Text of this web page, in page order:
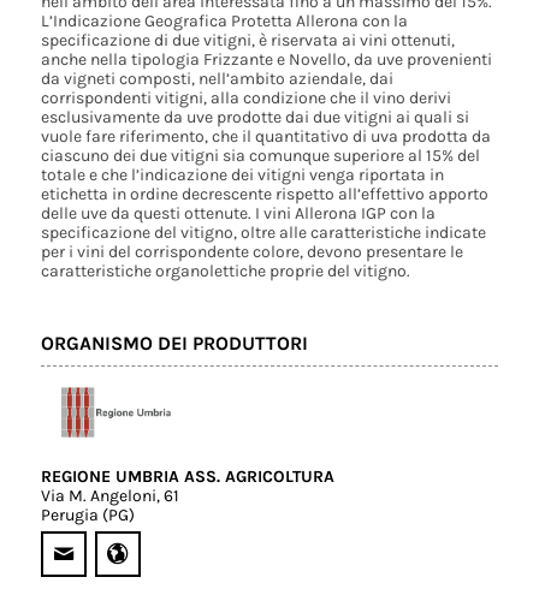
L’Indicazione Geografica Protetta Allerona con la
specificazione di due vitigni, è riservata ai vini ottenuti,
anche nella tipologia Frizzante e Novello, da uve provenienti
da vigneti composti, nell’ambito aziendale, dai
corrispondenti vitigni, alla condizione che il vino derivi
esclusivamente da uve prodotte dai due vitigni ai quali si
vuole fare riferimento, che il quantitativo di uva prodotta da
ciascuno dei due vitigni sia comunque superiore al 15% del
totale e che l’indicazione dei vitigni venga riportata in
etichetta in ordine decrescente rispetto all’effettivo apporto
delle uve da questi ottenute. I vini Allerona IGP con la
specificazione del vitigno, oltre alle caratteristiche indicate
per i vini del corrispondente colore, devono presentare le
caratteristiche organolettiche proprie del vitigno.
ORGANISMO DEI PRODUTTORI
REGIONE UMBRIA ASS. AGRICOLTURA
Via M. Angeloni, 61
Perugia (PG)